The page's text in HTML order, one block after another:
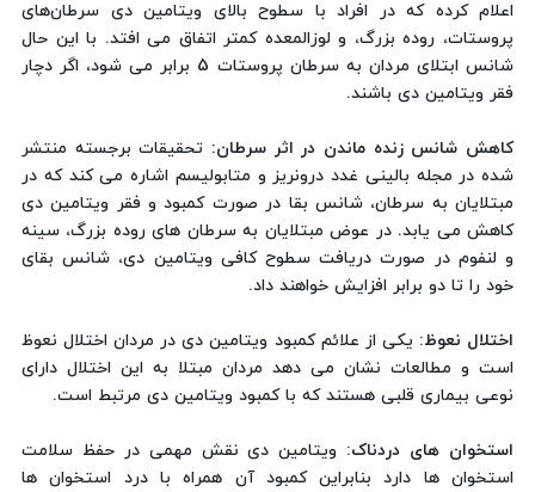
اعلام کرده که در افراد با سطوح بالای ویتامین دی سرطان‌های
پروستات، روده بزرگ، و لوزالمعده کمتر اتفاق می ‌افتد. با این حال
شانس ابتلای مردان به سرطان پروستات 5 برابر می ‌شود، اگر دچار
فقر ویتامین دی باشند.
کاهش شانس زنده ماندن در اثر سرطان: تحقیقات برجسته منتشر
شده در مجله بالینی غدد درونریز و متابولیسم اشاره می ‌کند که در
مبتلایان به سرطان، شانس بقا در صورت کمبود و فقر ویتامین دی
کاهش می ‌یابد. در عوض مبتلایان به سرطان ‌های روده بزرگ، سینه
و لنفوم در صورت دریافت سطوح کافی ویتامین دی، شانس بقای
خود را تا دو برابر افزایش خواهند داد.
اختلال نعوظ: یکی از علائم کمبود ویتامین دی در مردان اختلال نعوظ
است و مطالعات نشان می دهد مردان مبتلا به این اختلال دارای
نوعی بیماری قلبی هستند که با کمبود ویتامین دی مرتبط است.
استخوان های دردناک: ویتامین دی نقش مهمی در حفظ سلامت
استخوان ها دارد بنابراین کمبود آن همراه با درد استخوان ها